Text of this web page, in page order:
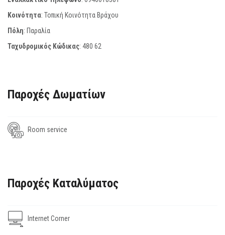
Κοινότητα: Τοπική Κοινότητα Βράχου
Πόλη: Παραλία
Ταχυδρομικός Κώδικας: 480 62
Παροχές Δωματίων
Room service
Παροχές Καταλύματος
Internet Corner